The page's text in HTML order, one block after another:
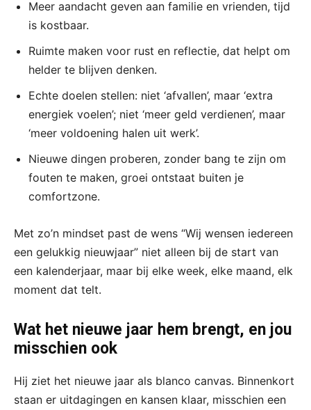
Meer aandacht geven aan familie en vrienden, tijd
is kostbaar.
Ruimte maken voor rust en reflectie, dat helpt om
helder te blijven denken.
Echte doelen stellen: niet ‘afvallen’, maar ‘extra
energiek voelen’; niet ‘meer geld verdienen’, maar
‘meer voldoening halen uit werk’.
Nieuwe dingen proberen, zonder bang te zijn om
fouten te maken, groei ontstaat buiten je
comfortzone.
Met zo’n mindset past de wens “Wij wensen iedereen
een gelukkig nieuwjaar” niet alleen bij de start van
een kalenderjaar, maar bij elke week, elke maand, elk
moment dat telt.
Wat het nieuwe jaar hem brengt, en jou
misschien ook
Hij ziet het nieuwe jaar als blanco canvas. Binnenkort
staan er uitdagingen en kansen klaar, misschien een